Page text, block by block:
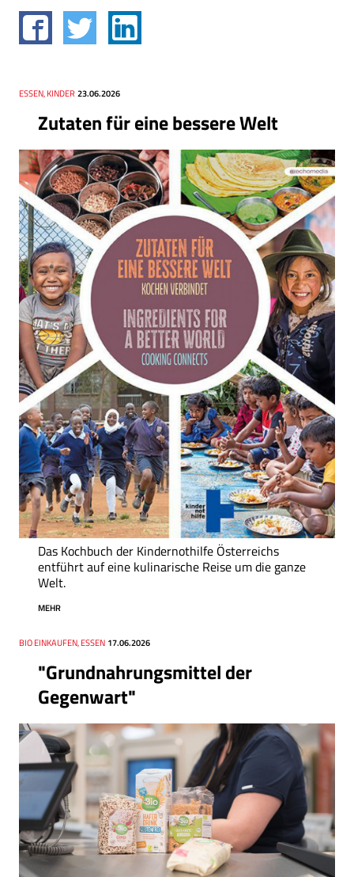
Zutaten für eine bessere Welt
Thema
ESSEN, KINDER
Datum 23.06.2026
Das Kochbuch der Kindernothilfe Österreichs
entführt auf eine kulinarische Reise um die ganze
Welt.
MEHR
"Grundnahrungsmittel der
Gegenwart"
Thema
BIO EINKAUFEN, ESSEN
Datum 17.06.2026